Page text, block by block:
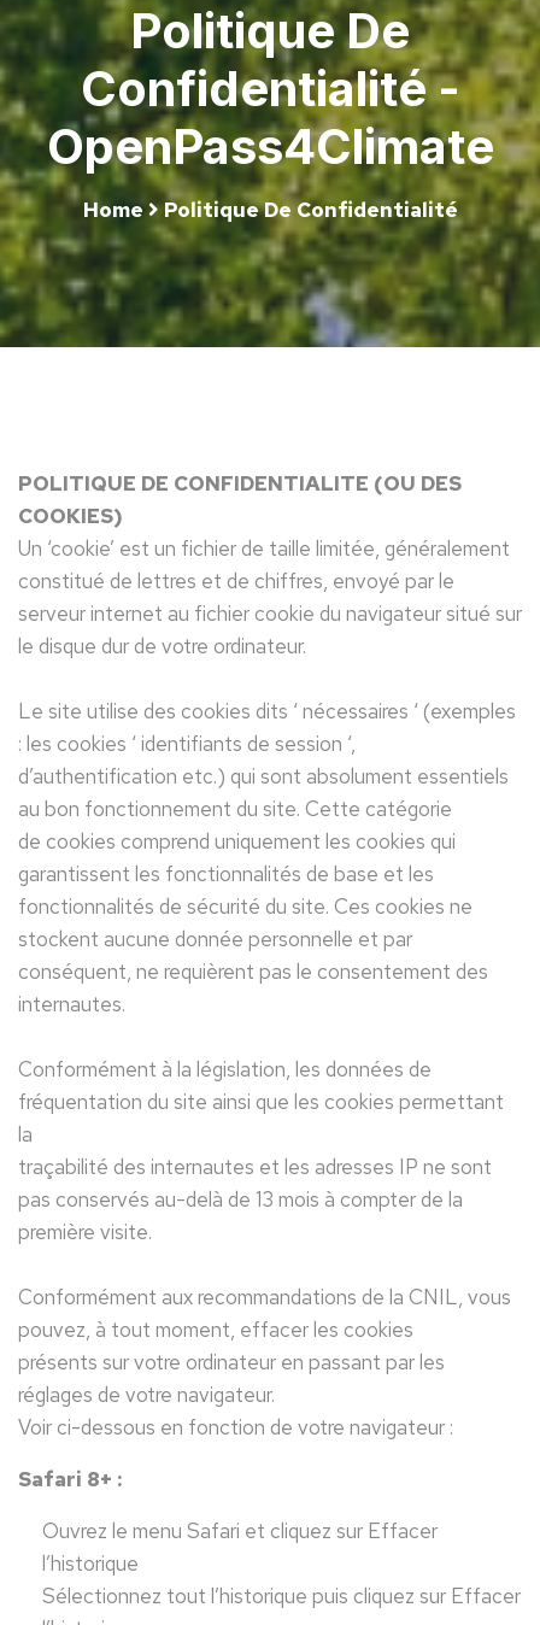
Politique De
Confidentialité -
OpenPass4Climate
Home Politique De Confidentialité
POLITIQUE DE CONFIDENTIALITE (OU DES
COOKIES)
Un ‘cookie’ est un fichier de taille limitée, généralement
constitué de lettres et de chiffres, envoyé par le
serveur internet au fichier cookie du navigateur situé sur
le disque dur de votre ordinateur.
Le site utilise des cookies dits ‘ nécessaires ‘ (exemples
: les cookies ‘ identifiants de session ‘,
d’authentification etc.) qui sont absolument essentiels
au bon fonctionnement du site. Cette catégorie
de cookies comprend uniquement les cookies qui
garantissent les fonctionnalités de base et les
fonctionnalités de sécurité du site. Ces cookies ne
stockent aucune donnée personnelle et par
conséquent, ne requièrent pas le consentement des
internautes.
Conformément à la législation, les données de
fréquentation du site ainsi que les cookies permettant
la
traçabilité des internautes et les adresses IP ne sont
pas conservés au-delà de 13 mois à compter de la
première visite.
Conformément aux recommandations de la CNIL, vous
pouvez, à tout moment, effacer les cookies
présents sur votre ordinateur en passant par les
réglages de votre navigateur.
Voir ci-dessous en fonction de votre navigateur :
Safari 8+ :
Ouvrez le menu Safari et cliquez sur Effacer
l’historique
Sélectionnez tout l’historique puis cliquez sur Effacer